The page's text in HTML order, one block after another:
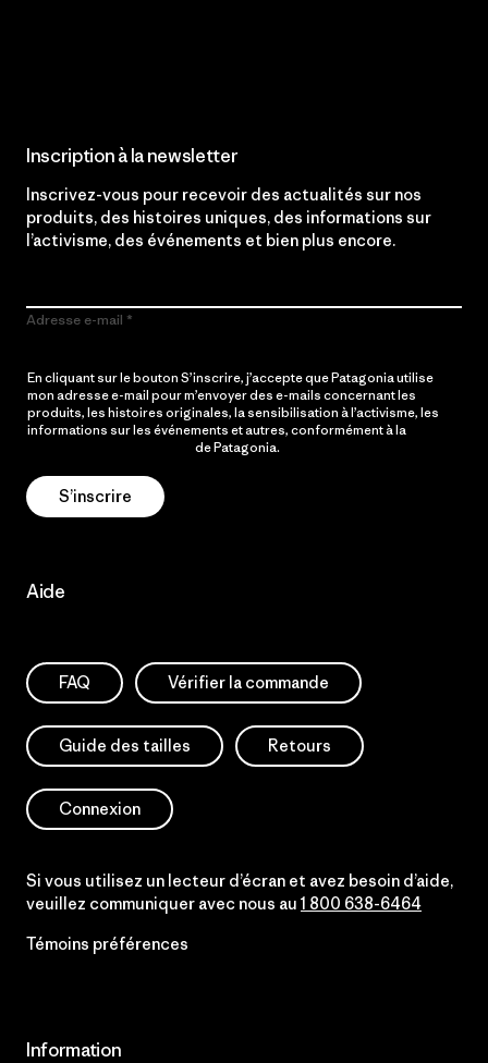
Inscription à la newsletter
Inscrivez-vous pour recevoir des actualités sur nos
produits, des histoires uniques, des informations sur
l’activisme, des événements et bien plus encore.
Adresse e-mail
En cliquant sur le bouton S’inscrire, j’accepte que Patagonia utilise
mon adresse e-mail pour m’envoyer des e-mails concernant les
produits, les histoires originales, la sensibilisation à l’activisme, les
informations sur les événements et autres, conformément à la
de Patagonia.
S’inscrire
Aide
FAQ Vérifier la commande
Guide des tailles Retours
Connexion
Si vous utilisez un lecteur d’écran et avez besoin d’aide,
veuillez communiquer avec nous au 1 800 638-6464
Témoins préférences
Information